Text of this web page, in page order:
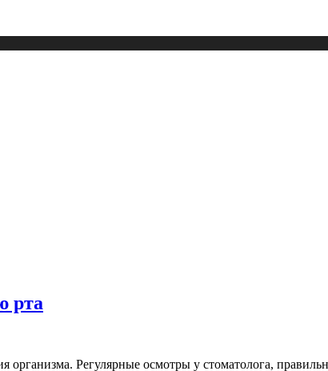
рта
организма. Регулярные осмотры у стоматолога,